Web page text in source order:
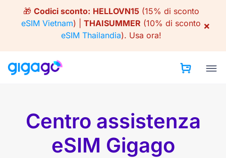
content
🎁 Codici sconto: HELLOVN15(15% di sconto
eSIM Vietnam) | THAISUMMER (10% di sconto
eSIM Thailandia). Usa ora!
×
Centro assistenza
eSIM Gigago